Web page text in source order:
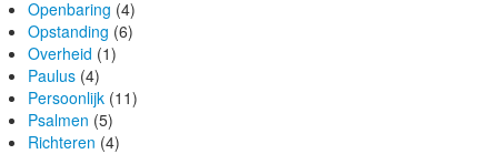
Openbaring (4)
Opstanding (6)
Overheid (1)
Paulus (4)
Persoonlijk (11)
Psalmen (5)
Richteren (4)